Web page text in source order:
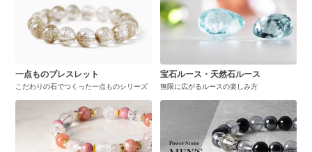
一点ものブレスレット
こだわりの石でつくった一点ものシリーズ
宝石ルース・天然石ルース
無限に広がるルースの楽しみ方